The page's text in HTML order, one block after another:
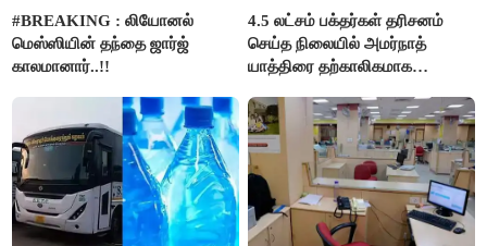
#BREAKING : லியோனல்
மெஸ்ஸியின் தந்தை ஜார்ஜ்
காலமானார்..!!
4.5 லட்சம் பக்தர்கள் தரிசனம்
செய்த நிலையில் அமர்நாத்
யாத்திரை தற்காலிகமாக